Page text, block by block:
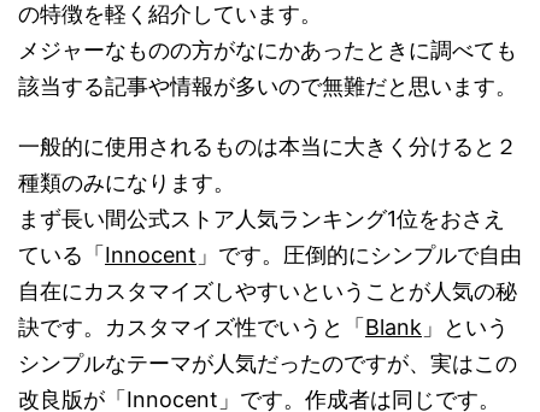
の特徴を軽く紹介しています。
メジャーなものの方がなにかあったときに調べても
該当する記事や情報が多いので無難だと思います。
一般的に使用されるものは本当に大きく分けると２
種類のみになります。
まず長い間公式ストア人気ランキング1位をおさえ
ている「 Innocent 」です。圧倒的にシンプルで自由
自在にカスタマイズしやすいということが人気の秘
訣です。カスタマイズ性でいうと「 Blank 」という
シンプルなテーマが人気だったのですが、実はこの
改良版が「Innocent」です。作成者は同じです。